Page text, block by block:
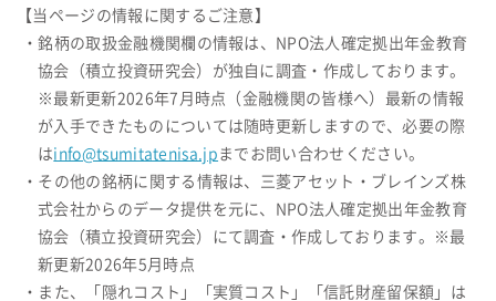
【当ページの情報に関するご注意】
・銘柄の取扱金融機関欄の情報は、NPO法人確定拠出年金教育
協会（積立投資研究会）が独自に調査・作成しております。
※最新更新2026年7月時点（金融機関の皆様へ）最新の情報
が入手できたものについては随時更新しますので、必要の際
はinfo@tsumitatenisa.jp までお問い合わせください。
・その他の銘柄に関する情報は、三菱アセット・ブレインズ株
式会社からのデータ提供を元に、NPO法人確定拠出年金教育
協会（積立投資研究会）にて調査・作成しております。※最
新更新2026年5月時点
・また、「隠れコスト」「実質コスト」「信託財産留保額」は